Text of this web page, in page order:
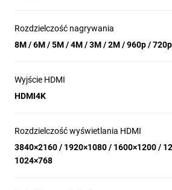
Rozdzielczość nagrywania
8M / 6M / 5M / 4M / 3M / 2M / 960p /
Wyjście HDMI
HDMI4K
Rozdzielczość wyświetlania HDMI
3840×2160 / 1920×1080 / 1600×1200 /
1024×768